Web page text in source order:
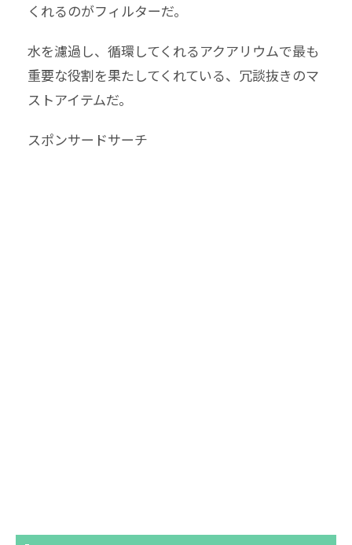
くれるのがフィルターだ。
水を濾過し、循環してくれるアクアリウムで最も
重要な役割を果たしてくれている、冗談抜きのマ
ストアイテムだ。
スポンサードサーチ